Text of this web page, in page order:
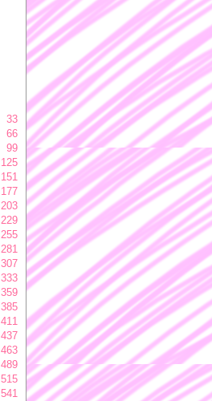
33
66
99
125
151
177
203
229
255
281
307
333
359
385
411
437
463
489
515
541